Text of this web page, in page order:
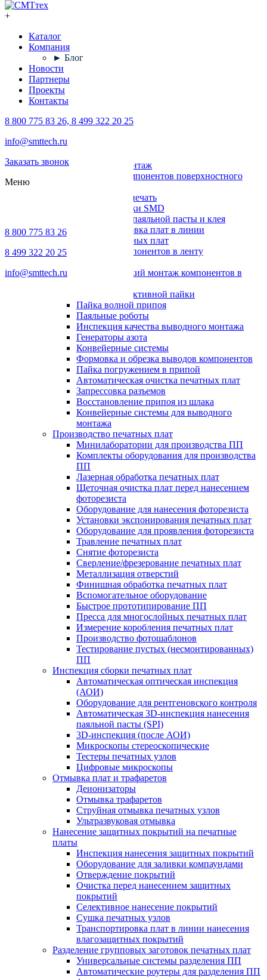
+
Каталог
Компания
► Блог
Новости
Партнеры
Проекты
Контакты
8 800 775 83 26, 8 499 322 20 25
info@smttech.ru
Заказать звонок
Меню
8 800 775 83 26
8 499 322 20 25
info@smttech.ru
Поверхностный монтаж
Установка компонентов поверхностного
Трафаретная печать
Печи для пайки SMD
Дозирование паяльной пасты и клея
Транспортировка плат в линии
Ремонт печатных плат
Упаковка компонентов в ленту
Автоматический монтаж компонентов в
Системы селективной пайки
Пайка волной припоя
Паяльные роботы
Инспекция качества выводного монтажа
Генераторы азота
Конвейерные системы
Формовка и обрезка выводов компонентов
Пайка погружением в припой
Автоматическая очистка печатных плат
Запрессовка разъемов
Восстановление припоя из шлака
Конвейерные системы для выводного
монтажа
Производство печатных плат
Минилаборатории для производства ПП
Комплекты оборудования для производства
ПП
Лазерная обработка печатных плат
Щеточная очистка плат перед нанесением
фоторезиста
Оборудование для нанесения фоторезиста
Установки экспонирования печатных плат
Оборудование для проявления фоторезиста
Травление печатных плат
Снятие фоторезиста
Сверление/фрезерование печатных плат
Металлизация отверстий
Финишная обработка печатных плат
Вспомогательное оборудование
Быстрое прототипирование ПП
Пресса для многослойных печатных плат
Измерение коробления печатных плат
Производство фотошаблонов
Тестирование пустых (несмонтированных)
ПП
Инспекция сборки печатных плат
Автоматическая оптическая инспекция
(АОИ)
Оборудование для рентгеновского контроля
Автоматическая 3D-инспекция нанесения
паяльной пасты (SPI)
3D-инспекция (после АОИ)
Микроскопы стереоскопические
Тестеры печатных узлов
Цифровые микроскопы
Отмывка плат и трафаретов
Деионизаторы
Отмывка трафаретов
Струйная отмывка печатных узлов
Ультразвуковая отмывка
Нанесение защитных покрытий на печатные
платы
Инспекция нанесения защитных покрытий
Оборудование для заливки компаундами
Отверждение покрытий
Очистка перед нанесением защитных
покрытий
Селективное нанесение покрытий
Сушка печатных узлов
Транспортировка плат в линии нанесения
влагозащитных покрытий
Разделение групповых заготовок печатных плат
Универсальные системы разделения ПП
Автоматические роутеры для разделения ПП